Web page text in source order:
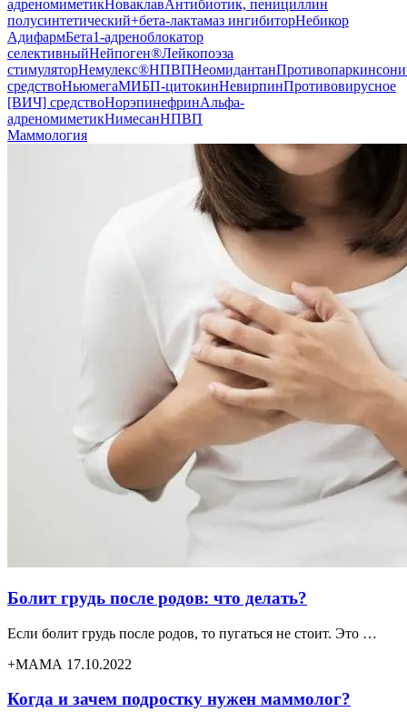
адреномиметикНоваклавАнтибиотик, пенициллин
полусинтетический+бета-лактамаз ингибиторНебикор
АдифармБета1-адреноблокатор
селективныйНейпоген®Лейкопоэза
стимуляторНемулекс®НПВПНеомидантан
средствоНьюмегаМИБП-цитокинНевирпинПротивовирусное
[ВИЧ] средствоНорэпинефринАльфа-
адреномиметикНимесанНПВП
Маммология
Болит грудь после родов: что делать?
Если болит грудь после родов, то пугаться не стоит. Это …
+МАМА 17.10.2022
Когда и зачем подростку нужен маммолог?